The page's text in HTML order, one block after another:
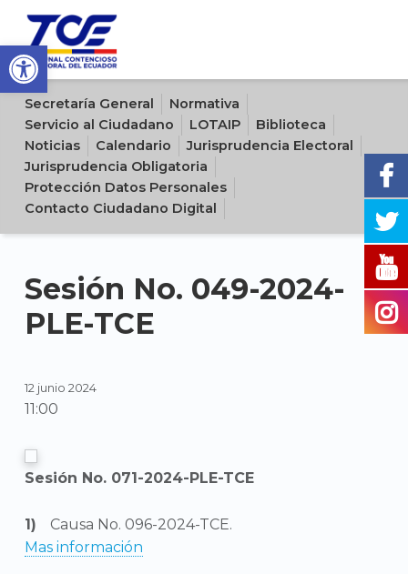
Open toolbar
Sitio oficial del Tribunal Contencioso Electoral del Ecuador
Secretaría General
Normativa
Servicio al Ciudadano
LOTAIP
Biblioteca
Noticias
Calendario
Jurisprudencia Electoral
Jurisprudencia Obligatoria
Protección Datos Personales
Contacto Ciudadano Digital
Sesión No. 049-2024-
PLE-TCE
12 junio 2024
11:00
Sesión No. 071-2024-PLE-TCE
Causa No. 096-2024-TCE.
Mas información